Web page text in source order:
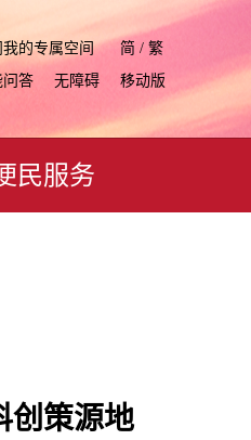
我的专属空间
简 / 繁
问答
无障碍 移动版
民服务
创策源地